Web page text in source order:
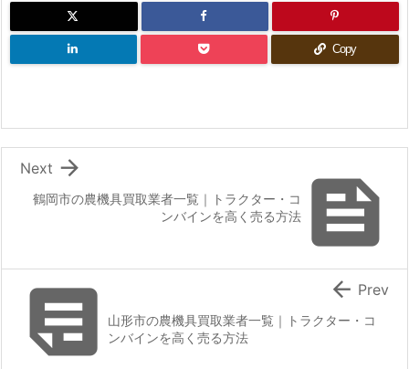
Copy

鶴岡市の農機具買取業者一覧｜トラクター・コ
ンバインを高く売る方法

Next
山形市の農機具買取業者一覧｜トラクター・コ
ンバインを高く売る方法
 Prev